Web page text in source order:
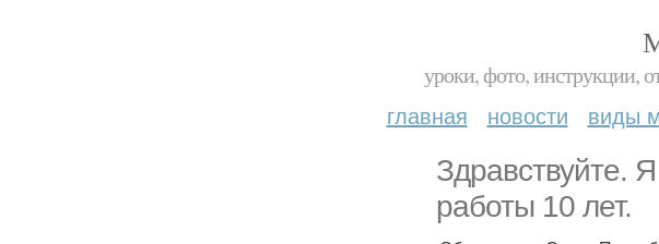
уроки, фото, инструкции,
главная новости виды
Здравствуйте.
работы 10 лет.